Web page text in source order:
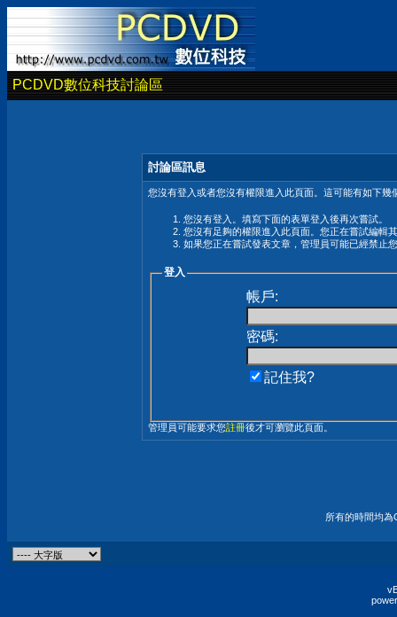
PCDVD數位科技討論區
討論區訊息
您沒有登入或者您沒有權限進入此頁面。這可能有如下幾
您沒有登入。填寫下面的表單登入後再次嘗試。
您沒有足夠的權限進入此頁面。您正在嘗試編輯
如果您正在嘗試發表文章，管理員可能已經禁止
登入
帳戶:
密碼:
記住我?
管理員可能要求您註冊後才可瀏覽此頁面。
所有的時間均為